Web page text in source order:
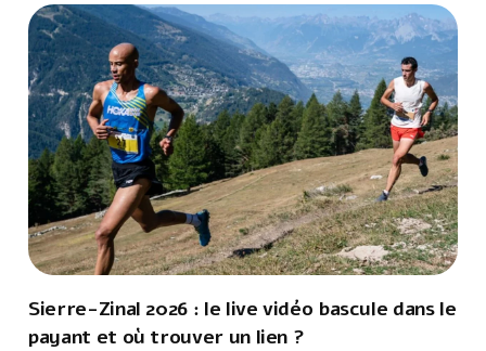
Sierre-Zinal 2026 : le live vidéo bascule dans le
payant et où trouver un lien ?